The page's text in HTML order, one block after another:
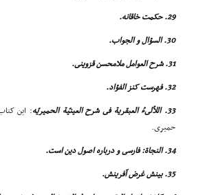
29. حکمت خاقانه.
30. السؤال و الجواب.
31. شرح العوامل ملامحسن قزوینى.
32. فهرست کنز الفؤاد.
33. اللألىءُ العبقریة فى شرح العینیّة الحمیریّه
: این
حمیرى.
34. النجاة: فارسى و درباره اصول دین است.
35. بینش غرض آفرینش.